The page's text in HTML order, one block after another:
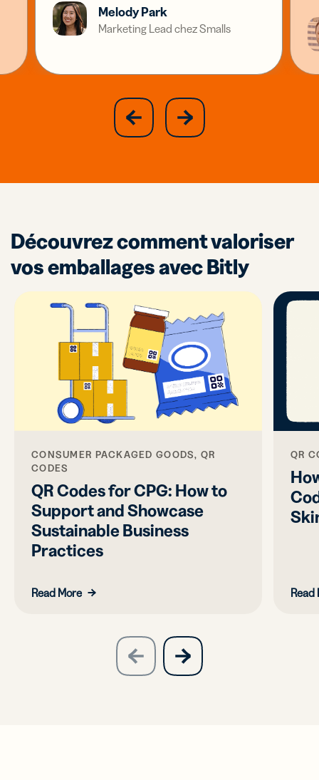
Melody Park
Marketing Lead chez Smalls
previous
slide
next
slide
Découvrez comment valoriser
vos emballages avec Bitly
CONSUMER PACKAGED GOODS, QR
CODES
QR Codes for CPG: How to
Support and Showcase
Sustainable Business
Practices
Read More
QR
Read
previous
slide
next
slide